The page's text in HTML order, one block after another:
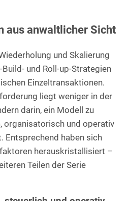
aus anwaltlicher Sicht
und Skalierung
und Roll-up-Strategien
Einzeltransaktionen.
liegt weniger in der
darin, ein Modell zu
organisatorisch und operativ
Entsprechend haben sich
herauskristallisiert –
Teilen der Serie